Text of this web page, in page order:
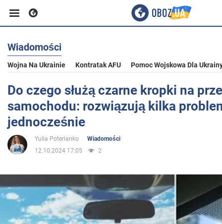
Biznes
Sport
Rozrywka
Życie
Społeczeństwo
Wiadomości
Wojna Na Ukrainie Kontratak AFU Pomoc Wojskowa Dla
Do czego służą czarne kropki na
samochodu: rozwiązują kilka
jednocześnie
Yulia Poterianko
Wiadomości
12.10.2024 17:05
2